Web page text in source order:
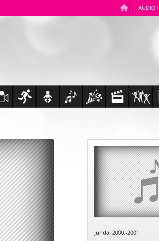
AUDIO
Junda: 2000.-2001.